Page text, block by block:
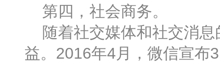
第四，社会商务。
随着社交媒体和社交消息
益。2016年4月，微信宣布